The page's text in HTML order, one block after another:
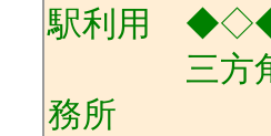
駅利用
三方角地/
務所